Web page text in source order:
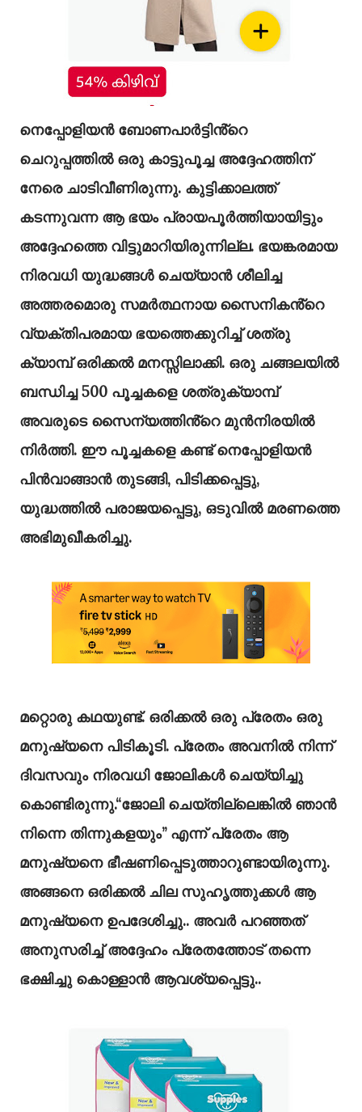
നെപ്പോളിയൻ ബോണപാർട്ടിൻ്റെ
ചെറുപ്പത്തിൽ ഒരു കാട്ടുപൂച്ച അദ്ദേഹത്തിന്
നേരെ ചാടിവീണിരുന്നു. കുട്ടിക്കാലത്ത്
കടന്നുവന്ന ആ ഭയം പ്രായപൂർത്തിയായിട്ടും
അദ്ദേഹത്തെ വിട്ടുമാറിയിരുന്നില്ല. ഭയങ്കരമായ
നിരവധി യുദ്ധങ്ങൾ ചെയ്യാൻ ശീലിച്ച
അത്തരമൊരു സമർത്ഥനായ സൈനികൻ്റെ
വ്യക്തിപരമായ ഭയത്തെക്കുറിച്ച് ശത്രു
ക്യാമ്പ് ഒരിക്കൽ മനസ്സിലാക്കി. ഒരു ചങ്ങലയിൽ
ബന്ധിച്ച 500 പൂച്ചകളെ ശത്രുക്യാമ്പ്
അവരുടെ സൈന്യത്തിൻ്റെ മുൻനിരയിൽ
നിർത്തി. ഈ പൂച്ചകളെ കണ്ട് നെപ്പോളിയൻ
പിൻവാങ്ങാൻ തുടങ്ങി, പിടിക്കപ്പെട്ടു,
യുദ്ധത്തിൽ പരാജയപ്പെട്ടു, ഒടുവിൽ മരണത്തെ
അഭിമുഖീകരിച്ചു.
മറ്റൊരു കഥയുണ്ട്. ഒരിക്കൽ ഒരു പ്രേതം ഒരു
മനുഷ്യനെ പിടികൂടി. പ്രേതം അവനിൽ നിന്ന്
ദിവസവും നിരവധി ജോലികൾ ചെയ്യിച്ചു
കൊണ്ടിരുന്നു.“ജോലി ചെയ്തില്ലെങ്കിൽ ഞാൻ
നിന്നെ തിന്നുകളയും” എന്ന് പ്രേതം ആ
മനുഷ്യനെ ഭീഷണിപ്പെടുത്താറുണ്ടായിരുന്നു.
അങ്ങനെ ഒരിക്കൽ ചില സുഹൃത്തുക്കൾ ആ
മനുഷ്യനെ ഉപദേശിച്ചു.. അവർ പറഞ്ഞത്
അനുസരിച്ച് അദ്ദേഹം പ്രേതത്തോട് തന്നെ
ഭക്ഷിച്ചു കൊള്ളാൻ ആവശ്യപ്പെട്ടു..